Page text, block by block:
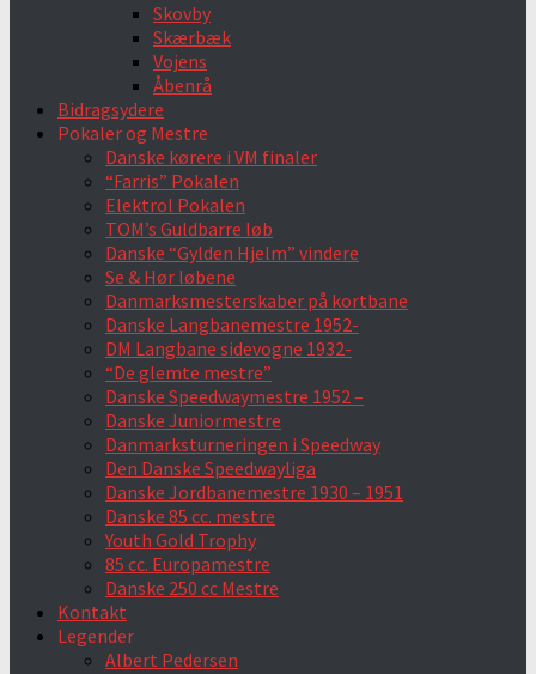
Skovby
Skærbæk
Vojens
Åbenrå
Bidragsydere
Pokaler og Mestre
Danske kørere i VM finaler
“Farris” Pokalen
Elektrol Pokalen
TOM’s Guldbarre løb
Danske “Gylden Hjelm” vindere
Se & Hør løbene
Danmarksmesterskaber på kortbane
Danske Langbanemestre 1952-
DM Langbane sidevogne 1932-
“De glemte mestre”
Danske Speedwaymestre 1952 –
Danske Juniormestre
Danmarksturneringen i Speedway
Den Danske Speedwayliga
Danske Jordbanemestre 1930 – 1951
Danske 85 cc. mestre
Youth Gold Trophy
85 cc. Europamestre
Danske 250 cc Mestre
Kontakt
Legender
Albert Pedersen